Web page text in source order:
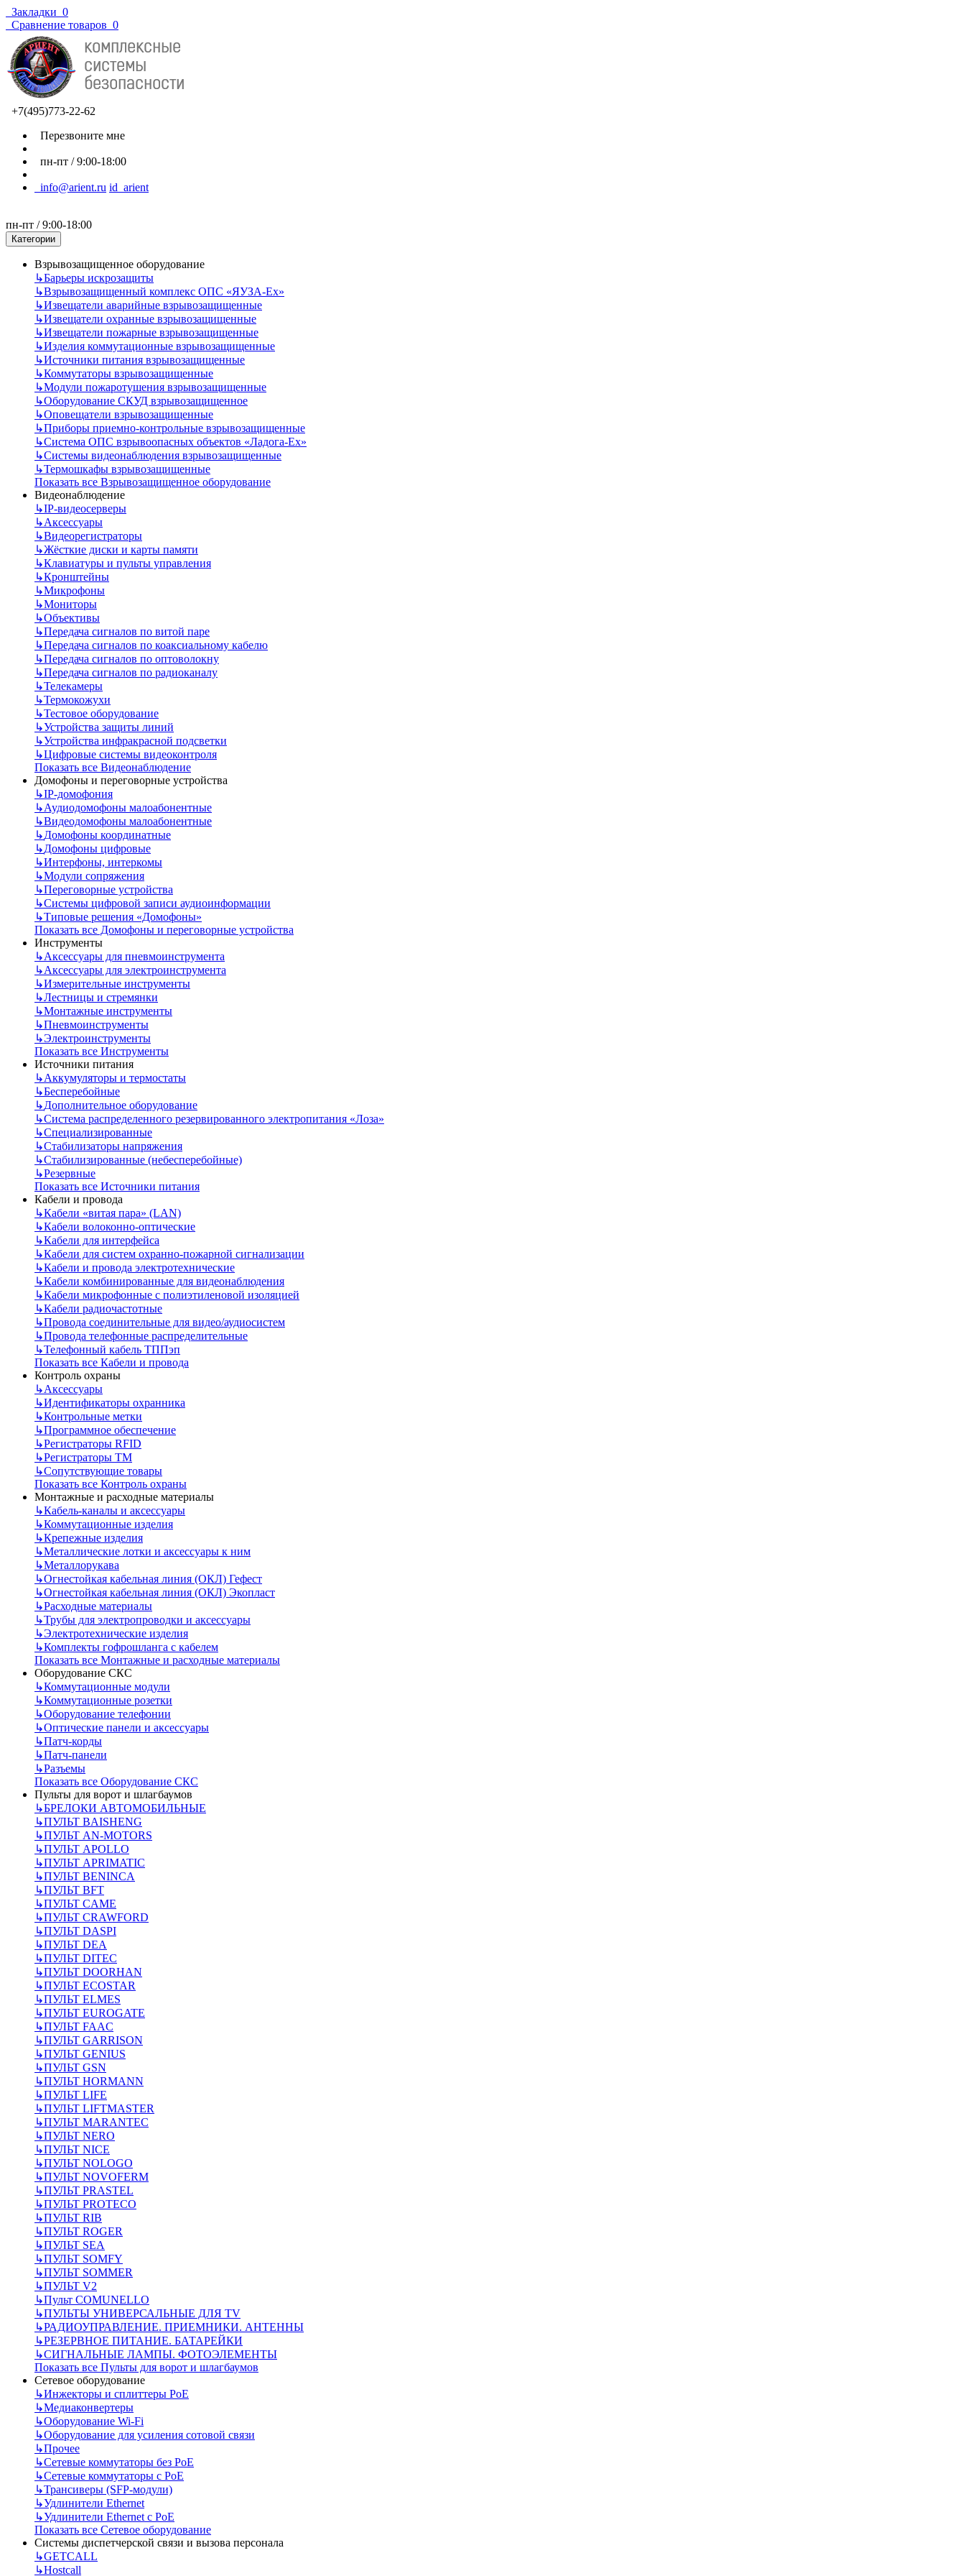
Закладки 0
Сравнение товаров 0
+7(495)773-22-62
Перезвоните мне
пн-пт / 9:00-18:00
info@arient.ru id_arient
пн-пт / 9:00-18:00
Категории
Взрывозащищенное оборудование
↳Барьеры искрозащиты
↳Взрывозащищенный комплекс ОПС «ЯУЗА-Ех»
↳Извещатели аварийные взрывозащищенные
↳Извещатели охранные взрывозащищенные
↳Извещатели пожарные взрывозащищенные
↳Изделия коммутационные взрывозащищенные
↳Источники питания взрывозащищенные
↳Коммутаторы взрывозащищенные
↳Модули пожаротушения взрывозащищенные
↳Оборудование СКУД взрывозащищенное
↳Оповещатели взрывозащищенные
↳Приборы приемно-контрольные взрывозащищенные
↳Система ОПС взрывоопасных объектов «Ладога-Ex»
↳Системы видеонаблюдения взрывозащищенные
↳Термошкафы взрывозащищенные
Показать все Взрывозащищенное оборудование
Видеонаблюдение
↳IP-видеосерверы
↳Аксессуары
↳Видеорегистраторы
↳Жёсткие диски и карты памяти
↳Клавиатуры и пульты управления
↳Кронштейны
↳Микрофоны
↳Мониторы
↳Объективы
↳Передача сигналов по витой паре
↳Передача сигналов по коаксиальному кабелю
↳Передача сигналов по оптоволокну
↳Передача сигналов по радиоканалу
↳Телекамеры
↳Термокожухи
↳Тестовое оборудование
↳Устройства защиты линий
↳Устройства инфракрасной подсветки
↳Цифровые системы видеоконтроля
Показать все Видеонаблюдение
Домофоны и переговорные устройства
↳IP-домофония
↳Аудиодомофоны малоабонентные
↳Видеодомофоны малоабонентные
↳Домофоны координатные
↳Домофоны цифровые
↳Интерфоны, интеркомы
↳Модули сопряжения
↳Переговорные устройства
↳Системы цифровой записи аудиоинформации
↳Типовые решения «Домофоны»
Показать все Домофоны и переговорные устройства
Инструменты
↳Аксессуары для пневмоинструмента
↳Аксессуары для электроинструмента
↳Измерительные инструменты
↳Лестницы и стремянки
↳Монтажные инструменты
↳Пневмоинструменты
↳Электроинструменты
Показать все Инструменты
Источники питания
↳Аккумуляторы и термостаты
↳Бесперебойные
↳Дополнительное оборудование
↳Система распределенного резервированного электропитания «Лоза»
↳Специализированные
↳Стабилизаторы напряжения
↳Стабилизированные (небесперебойные)
↳Резервные
Показать все Источники питания
Кабели и провода
↳Кабели «витая пара» (LAN)
↳Кабели волоконно-оптические
↳Кабели для интерфейса
↳Кабели для систем охранно-пожарной сигнализации
↳Кабели и провода электротехнические
↳Кабели комбинированные для видеонаблюдения
↳Кабели микрофонные с полиэтиленовой изоляцией
↳Кабели радиочастотные
↳Провода соединительные для видео/аудиосистем
↳Провода телефонные распределительные
↳Телефонный кабель ТППэп
Показать все Кабели и провода
Контроль охраны
↳Аксессуары
↳Идентификаторы охранника
↳Контрольные метки
↳Программное обеспечение
↳Регистраторы RFID
↳Регистраторы ТМ
↳Сопутствующие товары
Показать все Контроль охраны
Монтажные и расходные материалы
↳Кабель-каналы и аксессуары
↳Коммутационные изделия
↳Крепежные изделия
↳Металлические лотки и аксессуары к ним
↳Металлорукава
↳Огнестойкая кабельная линия (ОКЛ) Гефест
↳Огнестойкая кабельная линия (ОКЛ) Экопласт
↳Расходные материалы
↳Трубы для электропроводки и аксессуары
↳Электротехнические изделия
↳Комплекты гофрошланга с кабелем
Показать все Монтажные и расходные материалы
Оборудование СКС
↳Коммутационные модули
↳Коммутационные розетки
↳Оборудование телефонии
↳Оптические панели и аксессуары
↳Патч-корды
↳Патч-панели
↳Разъемы
Показать все Оборудование СКС
Пульты для ворот и шлагбаумов
↳БРЕЛОКИ АВТОМОБИЛЬНЫЕ
↳ПУЛЬТ BAISHENG
↳ПУЛЬТ AN-MOTORS
↳ПУЛЬТ APOLLO
↳ПУЛЬТ APRIMATIC
↳ПУЛЬТ BENINCA
↳ПУЛЬТ BFT
↳ПУЛЬТ CAME
↳ПУЛЬТ CRAWFORD
↳ПУЛЬТ DASPI
↳ПУЛЬТ DEA
↳ПУЛЬТ DITEC
↳ПУЛЬТ DOORHAN
↳ПУЛЬТ ECOSTAR
↳ПУЛЬТ ELMES
↳ПУЛЬТ EUROGATE
↳ПУЛЬТ FAAC
↳ПУЛЬТ GARRISON
↳ПУЛЬТ GENIUS
↳ПУЛЬТ GSN
↳ПУЛЬТ HORMANN
↳ПУЛЬТ LIFE
↳ПУЛЬТ LIFTMASTER
↳ПУЛЬТ MARANTEC
↳ПУЛЬТ NERO
↳ПУЛЬТ NICE
↳ПУЛЬТ NOLOGO
↳ПУЛЬТ NOVOFERM
↳ПУЛЬТ PRASTEL
↳ПУЛЬТ PROTECO
↳ПУЛЬТ RIB
↳ПУЛЬТ ROGER
↳ПУЛЬТ SEA
↳ПУЛЬТ SOMFY
↳ПУЛЬТ SOMMER
↳ПУЛЬТ V2
↳Пульт СOMUNELLO
↳ПУЛЬТЫ УНИВЕРСАЛЬНЫЕ ДЛЯ TV
↳РАДИОУПРАВЛЕНИЕ. ПРИЕМНИКИ. АНТЕННЫ
↳РЕЗЕРВНОЕ ПИТАНИЕ. БАТАРЕЙКИ
↳СИГНАЛЬНЫЕ ЛАМПЫ. ФОТОЭЛЕМЕНТЫ
Показать все Пульты для ворот и шлагбаумов
Сетевое оборудование
↳Инжекторы и сплиттеры РоЕ
↳Медиаконвертеры
↳Оборудование Wi-Fi
↳Оборудование для усиления сотовой связи
↳Прочее
↳Сетевые коммутаторы без РоЕ
↳Сетевые коммутаторы с РоЕ
↳Трансиверы (SFP-модули)
↳Удлинители Ethernet
↳Удлинители Ethernet с PoE
Показать все Сетевое оборудование
Системы диспетчерской связи и вызова персонала
↳GETCALL
↳Hostcall